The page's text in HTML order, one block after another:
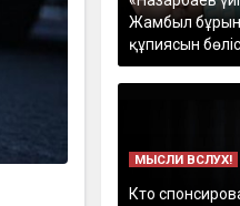
Жамбыл
құпиясын
МЫСЛИ ВСЛУХ!
Кто